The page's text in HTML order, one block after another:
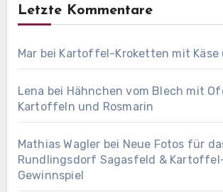
Letzte Kommentare
Mar bei Kartoffel-Kroketten mit Käse
Lena bei Hähnchen vom Blech mit
Kartoffeln und Rosmarin
Mathias Wagler bei Neue Fotos für
Rundlingsdorf Sagasfeld &
Gewinnspiel